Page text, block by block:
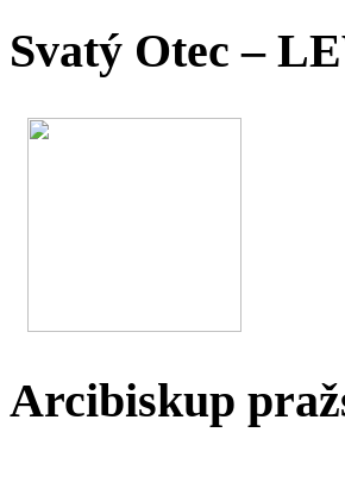
Svatý Otec –
Arcibiskup